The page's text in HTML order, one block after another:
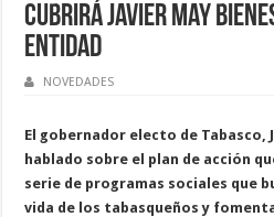
Cubrirá Javier May
entidad
NOVEDADES
El gobernador electo de Tabasco,
hablado sobre el plan de acción
serie de programas sociales que
vida de los tabasqueños y